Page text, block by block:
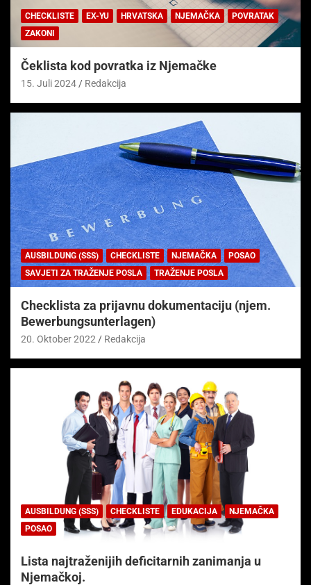
CHECKLISTE EX-YU HRVATSKA NJEMAČKA
POVRATAK
ZAKONI
Čeklista kod povratka iz Njemačke
15. Juli 2024 Redakcija
AUSBILDUNG (SSS) CHECKLISTE NJEMAČKA
POSAO
SAVJETI ZA TRAŽENJE POSLA
TRAŽENJE POSLA
Checklista za prijavnu dokumentaciju (njem.
Bewerbungsunterlagen)
20. Oktober 2022 Redakcija
AUSBILDUNG (SSS) CHECKLISTE EDUKACIJA
NJEMAČKA
POSAO
Lista najtraženijih deficitarnih zanimanja u
Njemačkoj.